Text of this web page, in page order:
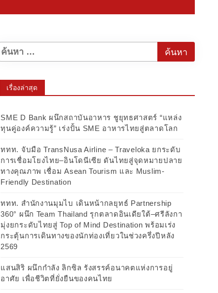
เรื่องล่าสุด
SME D Bank ผนึกสถาบันอาหาร ชูยุทธศาสตร์ “แหล่ง
ทุนคู่องค์ความรู้” เร่งปั้น SME อาหารไทยสู่ตลาดโลก
ททท. จับมือ TransNusa Airline – Traveloka ยกระดับ
การเชื่อมโยงไทย–อินโดนีเซีย ดันไทยสู่จุดหมายปลาย
ทางคุณภาพ เชื่อม Asean Tourism และ Muslim-
Friendly Destination
ททท. สำนักงานมุมไบ เดินหน้ากลยุทธ์ Partnership
360° ผนึก Team Thailand รุกตลาดอินเดียใต้–ศรีลังกา
มุ่งยกระดับไทยสู่ Top of Mind Destination พร้อมเร่ง
กระตุ้นการเดินทางของนักท่องเที่ยวในช่วงครึ่งปีหลัง
2569
แสนสิริ ผนึกกำลัง ลิกซิล รังสรรค์อนาคตแห่งการอยู่
อาศัย เพื่อชีวิตที่ยั่งยืนของคนไทย